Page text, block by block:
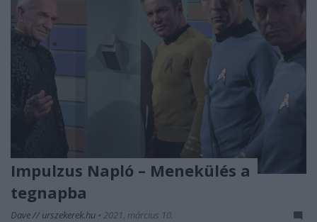
Impulzus Napló – Menekülés a
tegnapba
Dave // urszekerek.hu • 2021. március 10.